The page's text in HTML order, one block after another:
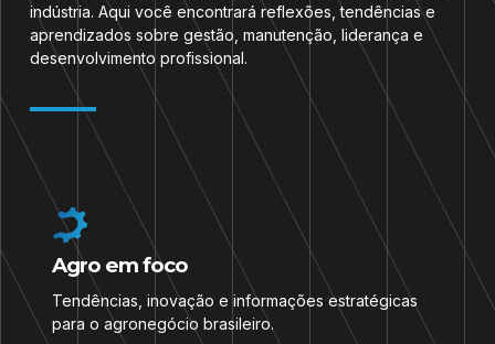
indústria. Aqui você encontrará reflexões, tendências e
aprendizados sobre gestão, manutenção, liderança e
desenvolvimento profissional.
Agro em foco
Tendências, inovação e informações estratégicas
para o agronegócio brasileiro.